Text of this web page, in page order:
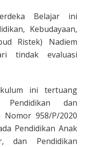
Belajar ini
Kebudayaan,
Ristek) Nadiem
tindak evaluasi
ini tertuang
dan
Nomor 958/P/2020
Pendidikan Anak
dan Pendidikan